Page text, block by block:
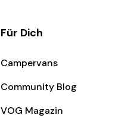
Für Dich
Campervans
Community Blog
VOG Magazin